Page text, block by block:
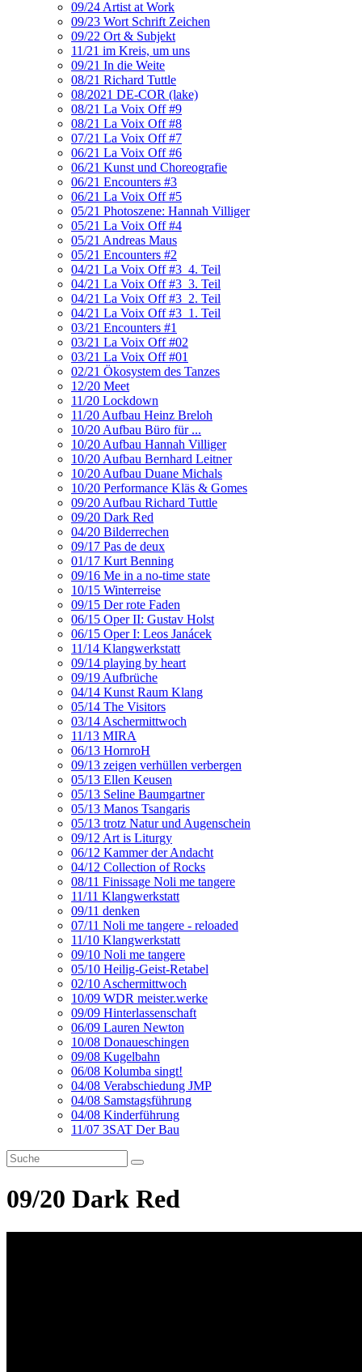
09/24 Artist at Work
09/23 Wort Schrift Zeichen
09/22 Ort & Subjekt
11/21 im Kreis, um uns
09/21 In die Weite
08/21 Richard Tuttle
08/2021 DE-COR (lake)
08/21 La Voix Off #9
08/21 La Voix Off #8
07/21 La Voix Off #7
06/21 La Voix Off #6
06/21 Kunst und Choreografie
06/21 Encounters #3
06/21 La Voix Off #5
05/21 Photoszene: Hannah Villiger
05/21 La Voix Off #4
05/21 Andreas Maus
05/21 Encounters #2
04/21 La Voix Off #3_4. Teil
04/21 La Voix Off #3_3. Teil
04/21 La Voix Off #3_2. Teil
04/21 La Voix Off #3_1. Teil
03/21 Encounters #1
03/21 La Voix Off #02
03/21 La Voix Off #01
02/21 Ökosystem des Tanzes
12/20 Meet
11/20 Lockdown
11/20 Aufbau Heinz Breloh
10/20 Aufbau Büro für ...
10/20 Aufbau Hannah Villiger
10/20 Aufbau Bernhard Leitner
10/20 Aufbau Duane Michals
10/20 Performance Kläs & Gomes
09/20 Aufbau Richard Tuttle
09/20 Dark Red
04/20 Bilderrechen
09/17 Pas de deux
01/17 Kurt Benning
09/16 Me in a no-time state
10/15 Winterreise
09/15 Der rote Faden
06/15 Oper II: Gustav Holst
06/15 Oper I: Leos Janácek
11/14 Klangwerkstatt
09/14 playing by heart
09/19 Aufbrüche
04/14 Kunst Raum Klang
05/14 The Visitors
03/14 Aschermittwoch
11/13 MIRA
06/13 HornroH
09/13 zeigen verhüllen verbergen
05/13 Ellen Keusen
05/13 Seline Baumgartner
05/13 Manos Tsangaris
05/13 trotz Natur und Augenschein
09/12 Art is Liturgy
06/12 Kammer der Andacht
04/12 Collection of Rocks
08/11 Finissage Noli me tangere
11/11 Klangwerkstatt
09/11 denken
07/11 Noli me tangere - reloaded
11/10 Klangwerkstatt
09/10 Noli me tangere
05/10 Heilig-Geist-Retabel
02/10 Aschermittwoch
10/09 WDR meister.werke
09/09 Hinterlassenschaft
06/09 Lauren Newton
10/08 Donaueschingen
09/08 Kugelbahn
06/08 Kolumba singt!
04/08 Verabschiedung JMP
04/08 Samstagsführung
04/08 Kinderführung
11/07 3SAT Der Bau
09/20 Dark Red